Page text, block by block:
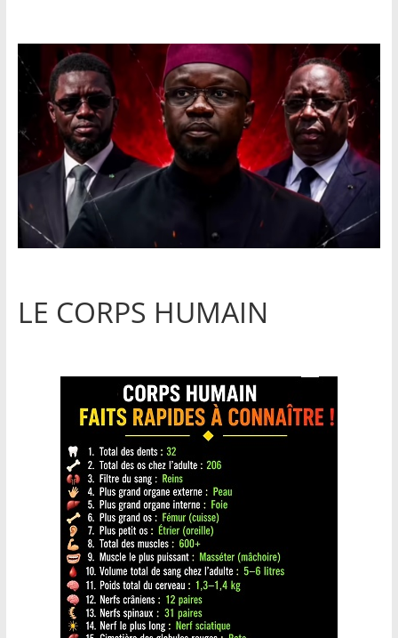
LE CORPS HUMAIN